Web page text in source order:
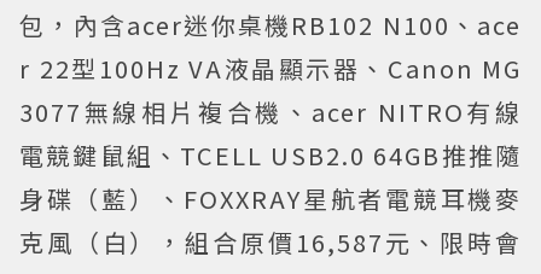
包，內含acer迷你桌機RB102 N100、ace
r 22型100Hz VA液晶顯示器、Canon MG
3077無線相片複合機、acer NITRO有線
電競鍵鼠組、TCELL USB2.0 64GB推推隨
身碟（藍）、FOXXRAY星航者電競耳機麥
克風（白），組合原價16,587元、限時會